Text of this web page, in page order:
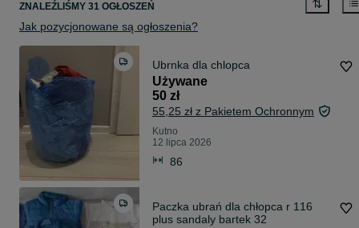
ZNALEŹLIŚMY 31 OGŁOSZEŃ
Jak pozycjonowane są ogłoszenia?
Ubrnka dla chlopca
Używane
50 zł
55,25 zł z Pakietem Ochronnym
Kutno
12 lipca 2026
86
Paczka ubrań dla chłopca r 116
plus sandaly bartek 32